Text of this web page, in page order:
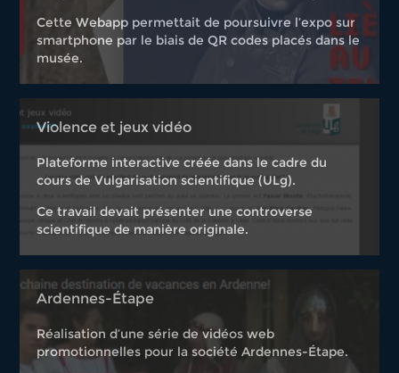
Cette Webapp permettait de poursuivre l’expo sur
smartphone par le biais de QR codes placés dans le
musée.
Violence et jeux vidéo
Plateforme interactive créée dans le cadre du
cours de Vulgarisation scientifique (ULg).
Ce travail devait présenter une controverse
scientifique de manière originale.
Ardennes-Étape
Réalisation d’une série de vidéos web
promotionnelles pour la société Ardennes-Étape.